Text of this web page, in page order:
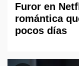
Furor en
romántica
pocos días